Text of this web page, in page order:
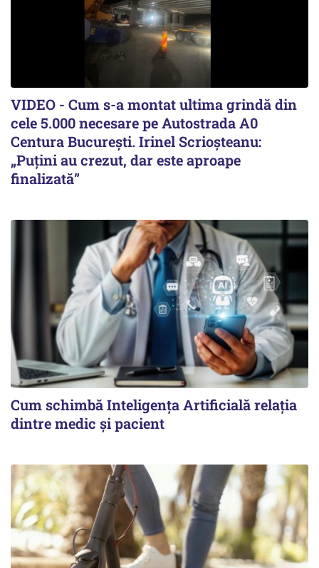
VIDEO - Cum s-a montat ultima grindă din
cele 5.000 necesare pe Autostrada A0
Centura București. Irinel Scrioșteanu:
„Puțini au crezut, dar este aproape
finalizată”
Cum schimbă Inteligența Artificială relația
dintre medic și pacient